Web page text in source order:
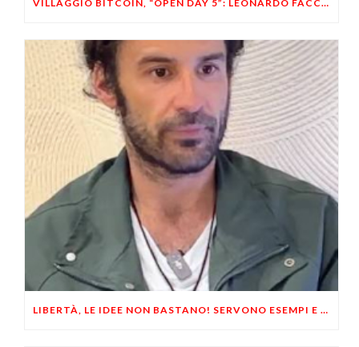
VILLAGGIO BITCOIN, “OPEN DAY 5”: LEONARDO FACCO OSPITE A BRESCIA
LIBERTÀ, LE IDEE NON BASTANO! SERVONO ESEMPI E UN PO’ DI COERENZA